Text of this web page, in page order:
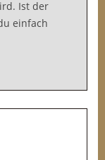
Ist der
einfach